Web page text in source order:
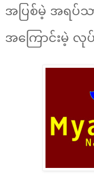
အပြစ်မဲ့ အရပ်သ
အကြောင်းမဲ့